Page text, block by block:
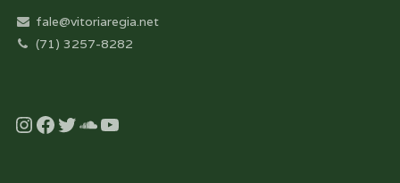
fale@vitoriaregia.net
(71) 3257-8282
Instagram
Facebook
Twitter
Soundcloud
YouTube